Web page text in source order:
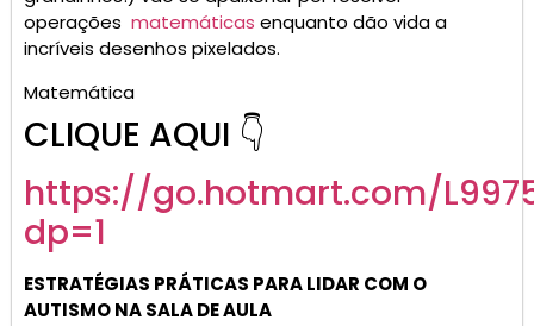
operações matemáticas enquanto dão vida a
incríveis desenhos pixelados.
Matemática
CLIQUE AQUI 👇
https://go.hotmart.com/
dp=1
ESTRATÉGIAS PRÁTICAS PARA LIDAR COM O
AUTISMO NA SALA DE AULA